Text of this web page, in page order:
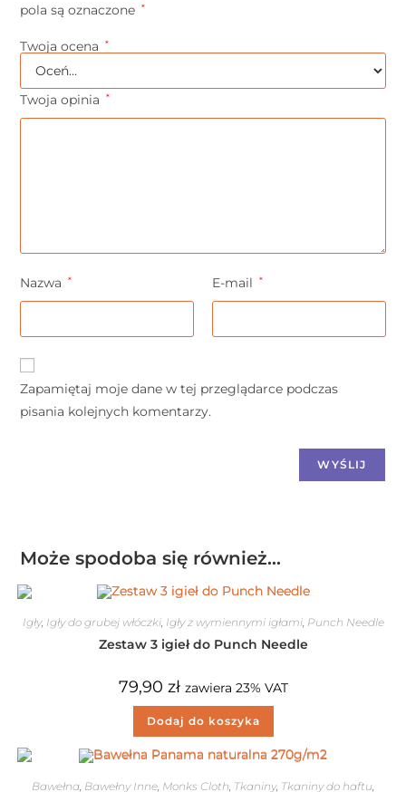
pola są oznaczone *
Twoja ocena *
Twoja opinia *
Nazwa * E-mail *
Zapamiętaj moje dane w tej przeglądarce podczas
pisania kolejnych komentarzy.
Może spodoba się również…
Igły, Igły do grubej włóczki, Igły z wymiennymi igłami, Punch Needle
Zestaw 3 igieł do Punch Needle
79,90 zł zawiera 23% VAT
Dodaj do koszyka
Bawełna Bawełny Inne Monks Cloth Tkaniny, Tkaniny do haftu